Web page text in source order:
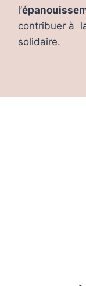
l’
contribuer à
solidaire.